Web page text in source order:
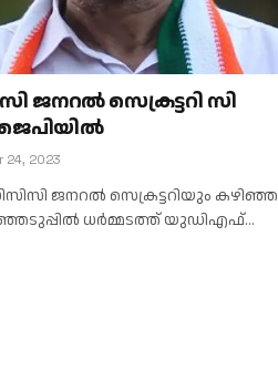
ജനറൽ സെക്രട്ടറി സി
24, 2023
ജനറൽ സെക്രട്ടറിയും കഴിഞ്ഞ
ധർമ്മടത്ത് യുഡിഎഫ്…